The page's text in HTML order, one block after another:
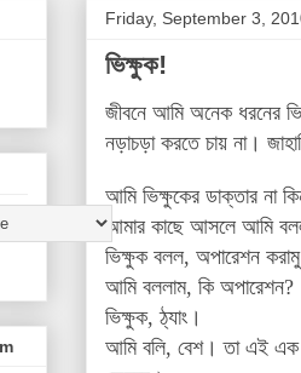
Friday, September 3,
ভিক্ষুক!
জীবনে আমি অনেক ধরনের
নড়াচড়া করতে চায় না।
আমি ভিক্ষুকের ডাক্তার না
আমার কাছে আসলে আমি
ভিক্ষুক বলল, অপারেশন
আমি বললাম, কি অপারেশন?
ভিক্ষুক, ঠ্যাং।
আমি বলি, বেশ। তা এই এক